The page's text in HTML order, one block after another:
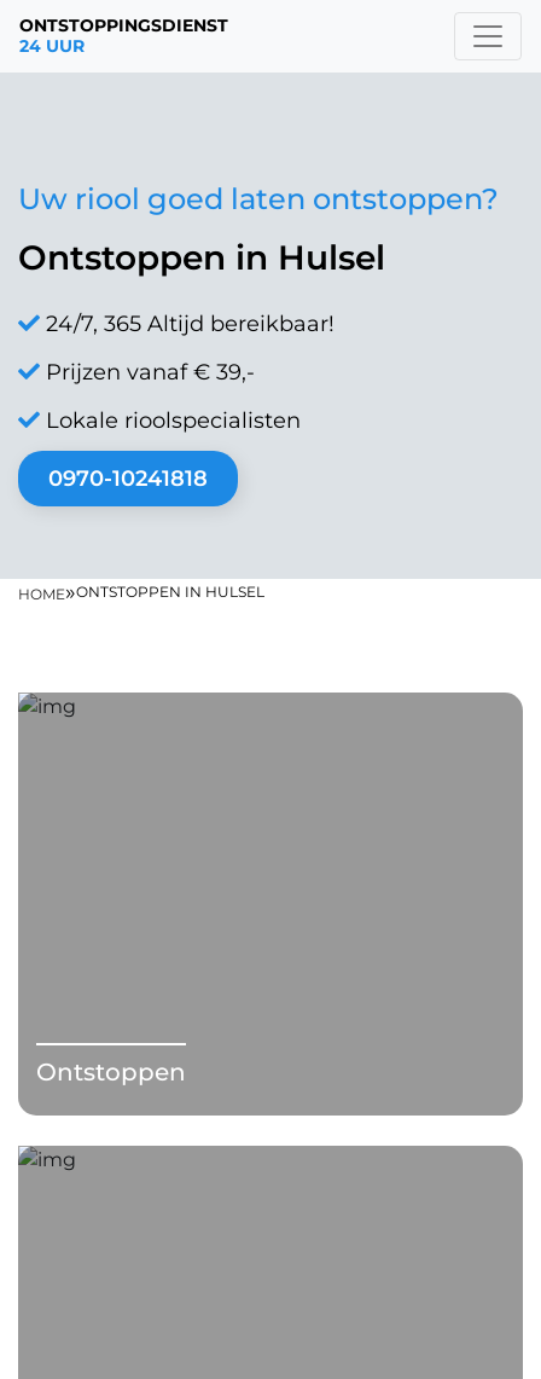
ONTSTOPPINGSDIENST
24 UUR
Uw riool goed laten ontstoppen?
Ontstoppen in Hulsel
24/7, 365 Altijd bereikbaar!
Prijzen vanaf € 39,-
Lokale rioolspecialisten
0970-10241818
HOME»ONTSTOPPEN IN HULSEL
Ontstoppen